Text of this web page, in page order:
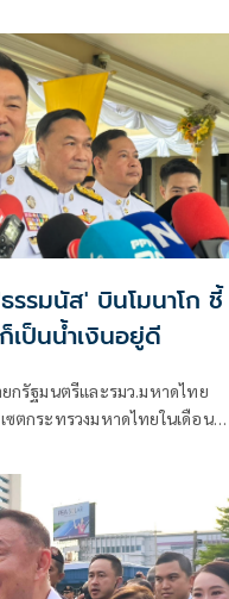
รมนัส' บินโมนาโก ชี้
ป็นน้ำเงินอยู่ดี
กรัฐมนตรีและรมว.มหาดไทย
ตกระทรวงมหาดไทยในเดือน